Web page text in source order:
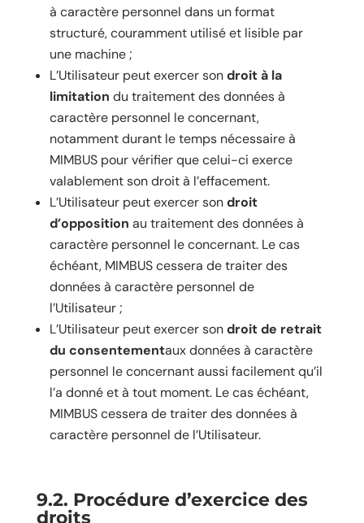
à caractère personnel dans un format
structuré, couramment utilisé et lisible par
une machine ;
L’Utilisateur peut exercer sondroit à la
limitation du traitement des données à
caractère personnel le concernant,
notamment durant le temps nécessaire à
MIMBUS pour vérifier que celui-ci exerce
valablement son droit à l’effacement.
L’Utilisateur peut exercer sondroit
d’opposition au traitement des données à
caractère personnel le concernant. Le cas
échéant, MIMBUS cessera de traiter des
données à caractère personnel de
l’Utilisateur ;
L’Utilisateur peut exercer sondroit de retrait
du consentementaux données à caractère
personnel le concernant aussi facilement qu’il
l’a donné et à tout moment. Le cas échéant,
MIMBUS cessera de traiter des données à
caractère personnel de l’Utilisateur.
9.2. Procédure d’exercice des
droits